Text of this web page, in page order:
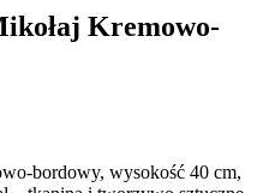
Kremowo-
bordowy, wysokość 40 cm,